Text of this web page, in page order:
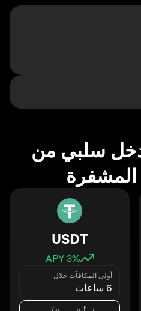
سلبي من
المشفرة
USDT
3% APY
أولى المكافآت خلال
6 ساعات